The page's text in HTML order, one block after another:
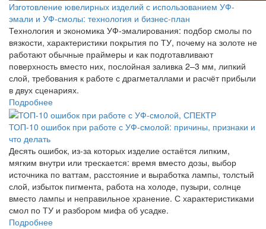
Изготовление ювелирных изделий с использованием УФ-
эмали и УФ-смолы: технология и бизнес-план
Технология и экономика УФ-эмалирования: подбор смолы по
вязкости, характеристики покрытия по ТУ, почему на золоте не
работают обычные праймеры и как подготавливают
поверхность вместо них, послойная заливка 2–3 мм, липкий
слой, требования к работе с драгметаллами и расчёт прибыли
в двух сценариях.
Подробнее
ТОП-10 ошибок при работе с УФ-смолой: причины, признаки и
что делать
Десять ошибок, из-за которых изделие остаётся липким,
мягким внутри или трескается: время вместо дозы, выбор
источника по ваттам, расстояние и выработка лампы, толстый
слой, избыток пигмента, работа на холоде, пузыри, солнце
вместо лампы и неправильное хранение. С характеристиками
смол по ТУ и разбором мифа об усадке.
Подробнее